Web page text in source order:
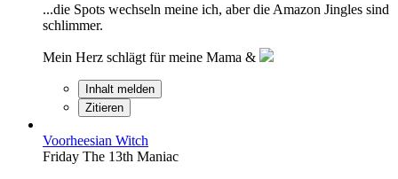
...die Spots wechseln meine ich, aber die Amazon Jingles sind
schlimmer.
Mein Herz schlägt für meine Mama &
Inhalt melden
Zitieren
Voorheesian Witch
Friday The 13th Maniac